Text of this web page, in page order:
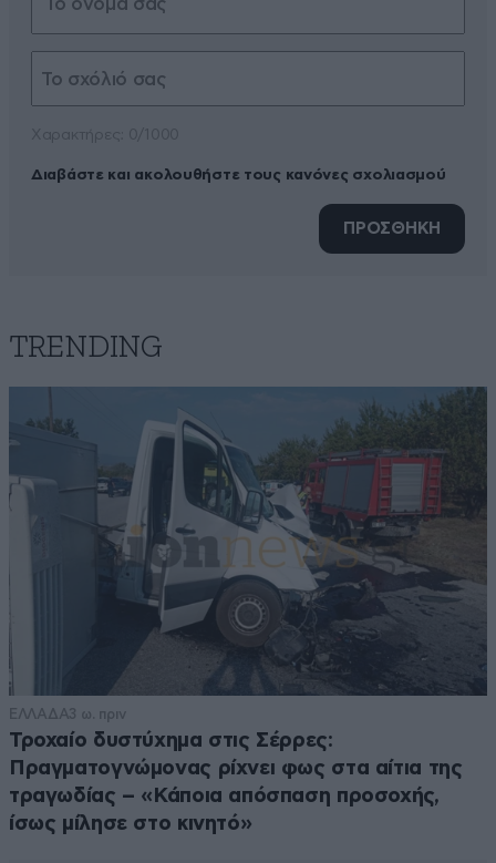
Διαβάστε και ακολουθήστε τους κανόνες σχολιασμού
ΠΡΟΣΘΗΚΗ
TRENDING
ΕΛΛΑΔΑ3 ω. πριν
Τροχαίο δυστύχημα στις Σέρρες:
Πραγματογνώμονας ρίχνει φως στα αίτια της
τραγωδίας – «Κάποια απόσπαση προσοχής,
ίσως μίλησε στο κινητό»